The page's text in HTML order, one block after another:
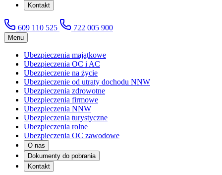
Kontakt
609 110 525 722 005 900
Menu
Ubezpieczenia majątkowe
Ubezpieczenia OC i AC
Ubezpieczenie na życie
Ubezpieczenie od utraty dochodu NNW
Ubezpieczenia zdrowotne
Ubezpieczenia firmowe
Ubezpieczenia NNW
Ubezpieczenia turystyczne
Ubezpieczenia rolne
Ubezpieczenia OC zawodowe
O nas
Dokumenty do pobrania
Kontakt